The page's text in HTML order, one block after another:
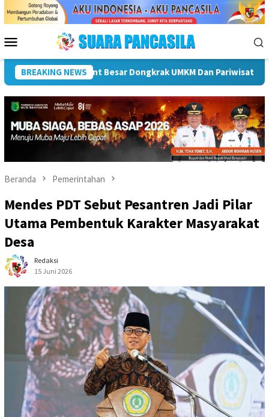
Menu
Mobile
BREAKING NEWS
Percepatan Penyaluran DAK Fisik Dan Dana Desa Di
Beranda Pemerintahan
Mendes PDT Sebut Pesantren Jadi Pilar
Utama Pembentuk Karakter Masyarakat
Desa
Redaksi
15 Juni 2026